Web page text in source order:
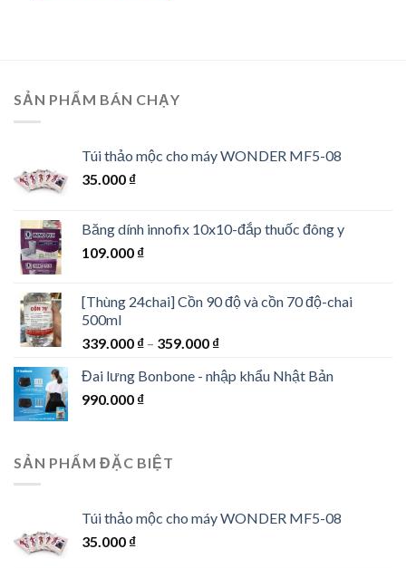
SẢN PHẨM BÁN CHẠY
Túi thảo mộc cho máy WONDER MF5-08
35.000 ₫
Băng dính innofix 10x10-đắp thuốc đông y
109.000 ₫
[Thùng 24chai] Cồn 90 độ và cồn 70 độ-chai
500ml
339.000 ₫ – 359.000 ₫
Đai lưng Bonbone - nhập khẩu Nhật Bản
990.000 ₫
SẢN PHẨM ĐẶC BIỆT
Túi thảo mộc cho máy WONDER MF5-08
35.000 ₫